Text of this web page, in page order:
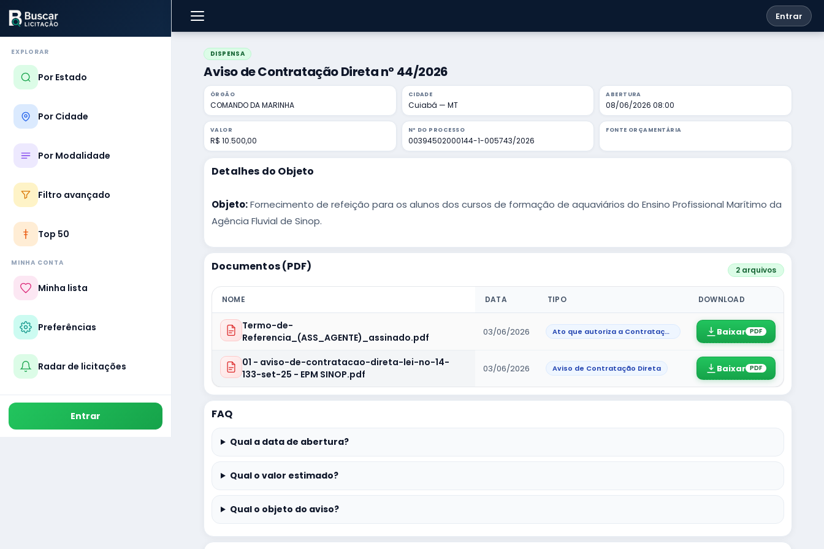
Entrar
EXPLORAR
Por Estado
Por Cidade
Por Modalidade
Filtro avançado
Top 50
MINHA CONTA
Minha lista
Preferências
Radar de licitações
Entrar
DISPENSA
Aviso de Contratação Direta nº 44/2026
ÓRGÃO
COMANDO DA MARINHA
CIDADE
Cuiabá — MT
ABERTURA
08/06/2026 08:00
VALOR
R$ 10.500,00
Nº DO PROCESSO
00394502000144-1-005743/2026
FONTE ORÇAMENTÁRIA
Detalhes do Objeto
Objeto:Fornecimento de refeição para os alunos dos cursos de formação de aquaviários do Ensino Profissional Marítimo da
Agência Fluvial de Sinop.
Documentos (PDF) 2 arquivos
NOME DATA TIPO DOWNLOAD
Termo-de-
Referencia_(ASS_AGENTE)_assinado.pdf
03/06/2026 Ato que autoriza a Contratação Direta Baixar PDF
01 - aviso-de-contratacao-direta-lei-no-14-
133-set-25 - EPM SINOP.pdf
03/06/2026 Aviso de Contratação Direta Baixar PDF
FAQ
Qual a data de abertura?
Qual o valor estimado?
Qual o objeto do aviso?